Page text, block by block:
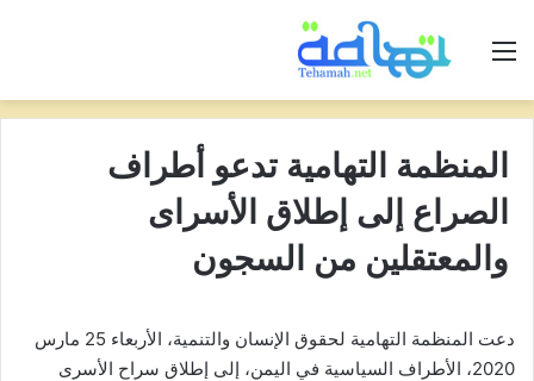
القائمة
المنظمة التهامية تدعو أطراف
الصراع إلى إطلاق الأسراى
والمعتقلين من السجون
دعت المنظمة التهامية لحقوق الإنسان والتنمية، الأربعاء 25 مارس
2020، الأطراف السياسية في اليمن، إلى إطلاق سراح الأسرى